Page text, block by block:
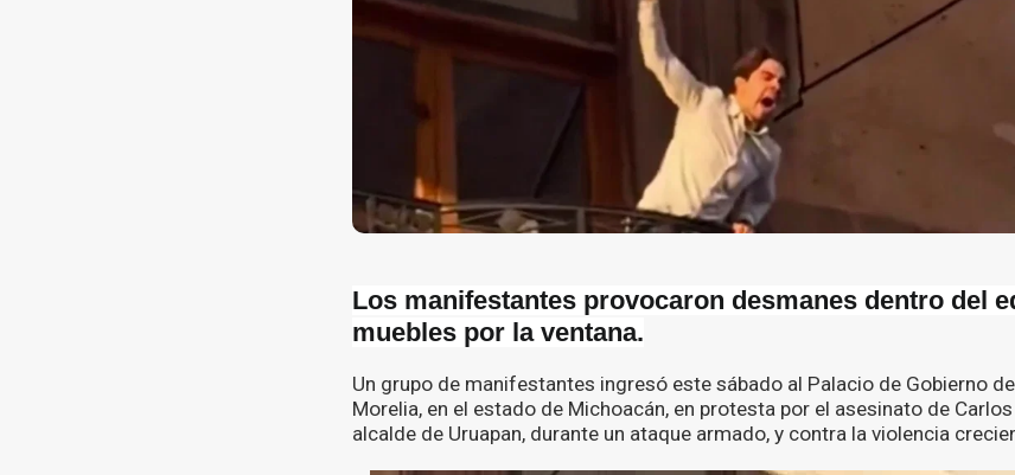
Los manifestantes provocaron desmanes dentro del
muebles por la ventana.
Un grupo de manifestantes ingresó este sábado al Palacio de Gobierno
Morelia, en el estado de Michoacán, en protesta por el asesinato de
alcalde de Uruapan, durante un ataque armado, y contra la violencia